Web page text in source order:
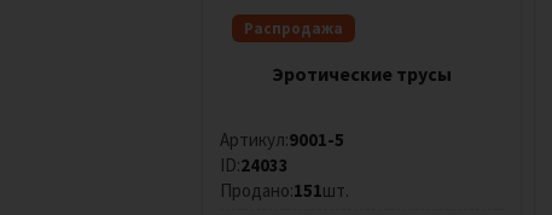
Распродажа
Эротические трусы
Артикул:9001-5
ID:24033
Продано:151шт.